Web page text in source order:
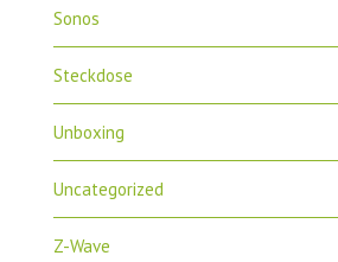
Sonos
Steckdose
Unboxing
Uncategorized
Z-Wave